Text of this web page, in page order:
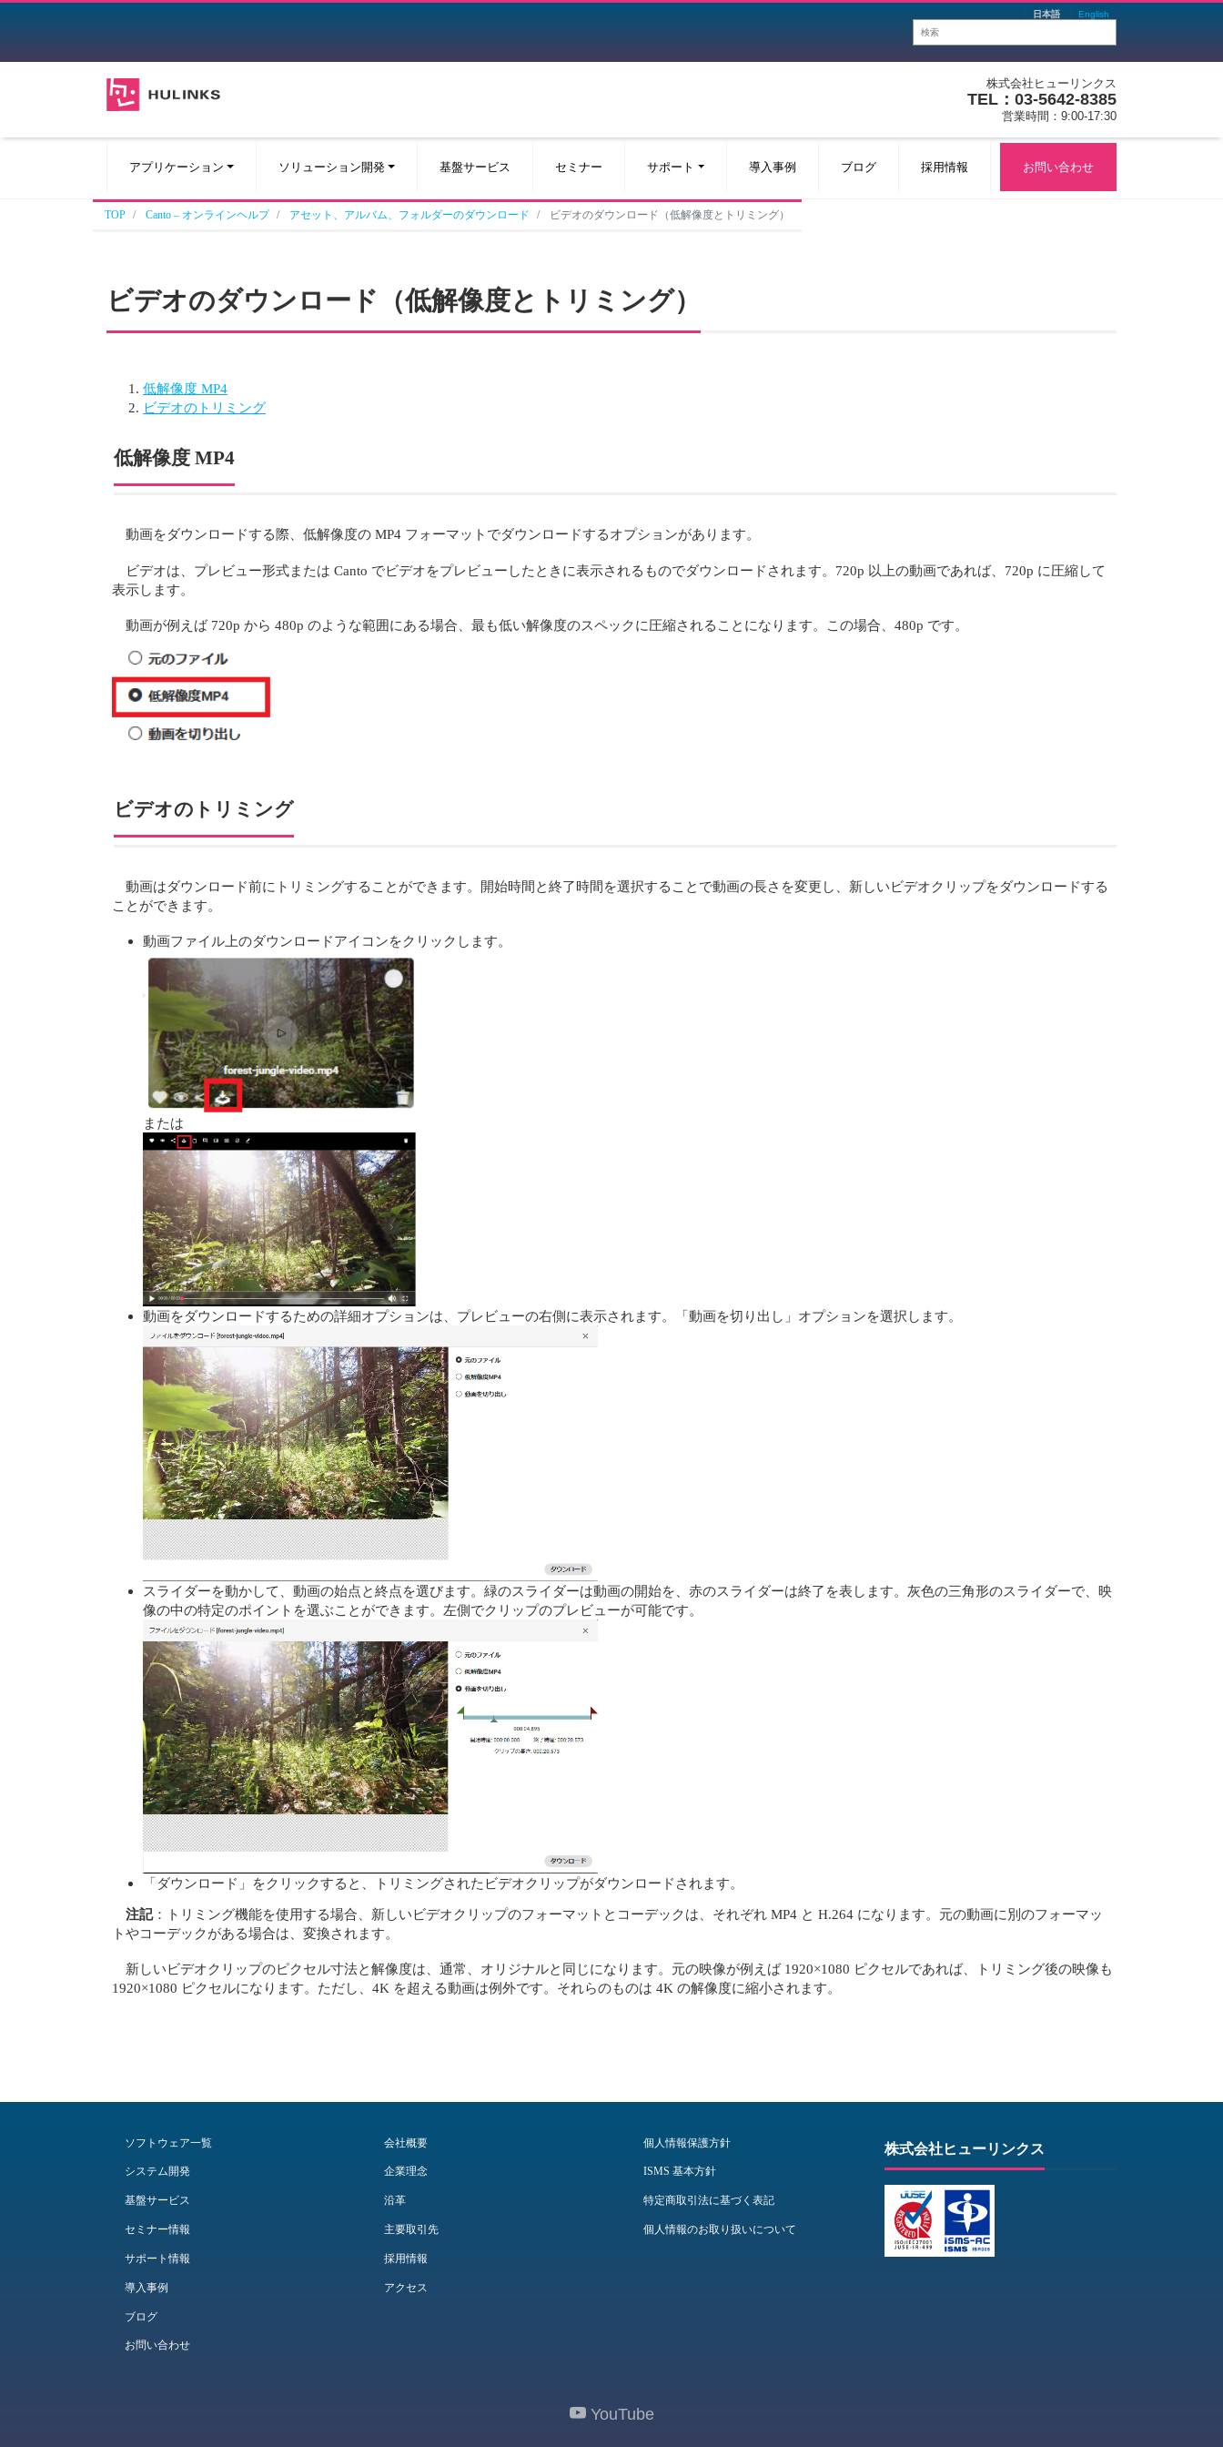
日本語 English
株式会社ヒューリンクス
TEL：03-5642-8385
営業時間：9:00-17:30
アプリケーション ソリューション開発 基盤サービス セミナー サポート 導入事例 ブログ 採用情報 お問い合わせ
TOP Canto – オンラインヘルプ アセット、アルバム、フォルダーのダウンロード ビデオのダウンロード（低解像度とトリミング）
ビデオのダウンロード（低解像度とトリミング）
低解像度 MP4
ビデオのトリミング
低解像度 MP4
動画をダウンロードする際、低解像度の MP4 フォーマットでダウンロードするオプションがあります。
ビデオは、プレビュー形式または Canto でビデオをプレビューしたときに表示されるものでダウンロードされます。720p 以上の動画であれば、720p に圧縮して
表示します。
動画が例えば 720p から 480p のような範囲にある場合、最も低い解像度のスペックに圧縮されることになります。この場合、480p です。
ビデオのトリミング
動画はダウンロード前にトリミングすることができます。開始時間と終了時間を選択することで動画の長さを変更し、新しいビデオクリップをダウンロードする
ことができます。
動画ファイル上のダウンロードアイコンをクリックします。
または
動画をダウンロードするための詳細オプションは、プレビューの右側に表示されます。「動画を切り出し」オプションを選択します。
スライダーを動かして、動画の始点と終点を選びます。緑のスライダーは動画の開始を、赤のスライダーは終了を表します。灰色の三角形のスライダーで、映
像の中の特定のポイントを選ぶことができます。左側でクリップのプレビューが可能です。
「ダウンロード」をクリックすると、トリミングされたビデオクリップがダウンロードされます。
注記：トリミング機能を使用する場合、新しいビデオクリップのフォーマットとコーデックは、それぞれ MP4 と H.264 になります。元の動画に別のフォーマッ
トやコーデックがある場合は、変換されます。
新しいビデオクリップのピクセル寸法と解像度は、通常、オリジナルと同じになります。元の映像が例えば 1920×1080 ピクセルであれば、トリミング後の映像も
1920×1080 ピクセルになります。ただし、4K を超える動画は例外です。それらのものは 4K の解像度に縮小されます。
ソフトウェア一覧
システム開発
基盤サービス
セミナー情報
サポート情報
導入事例
ブログ
お問い合わせ
会社概要
企業理念
沿革
主要取引先
採用情報
アクセス
個人情報保護方針
ISMS 基本方針
特定商取引法に基づく表記
個人情報のお取り扱いについて
株式会社ヒューリンクス
YouTube